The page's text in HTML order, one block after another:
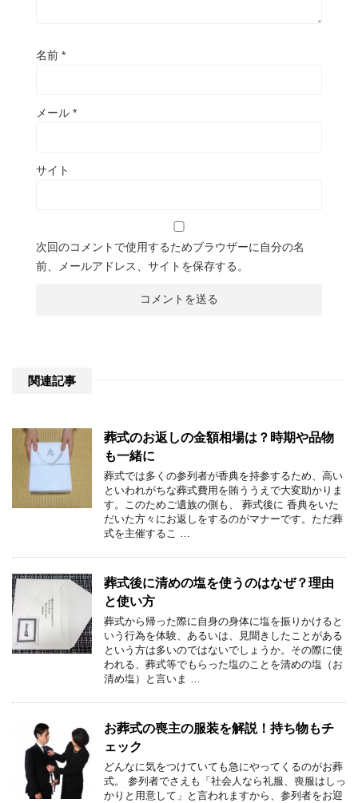
名前 *
メール *
サイト
次回のコメントで使用するためブラウザーに自分の名
前、メールアドレス、サイトを保存する。
関連記事
葬式のお返しの金額相場は？時期や品物
も一緒に
葬式では多くの参列者が香典を持参するため、高い
といわれがちな葬式費用を賄ううえで大変助かりま
す。このためご遺族の側も、 葬式後に 香典をいた
だいた方々にお返しをするのがマナーです。ただ葬
式を主催するこ …
葬式後に清めの塩を使うのはなぜ？理由
と使い方
葬式から帰った際に自身の身体に塩を振りかけると
いう行為を体験、あるいは、見聞きしたことがある
という方は多いのではないでしょうか。その際に使
われる、葬式等でもらった塩のことを清めの塩（お
清め塩）と言いま …
お葬式の喪主の服装を解説！持ち物もチ
ェック
どんなに気をつけていても急にやってくるのがお葬
式。 参列者でさえも「社会人なら礼服、喪服はしっ
かりと用意して」と言われますから、参列者をお迎